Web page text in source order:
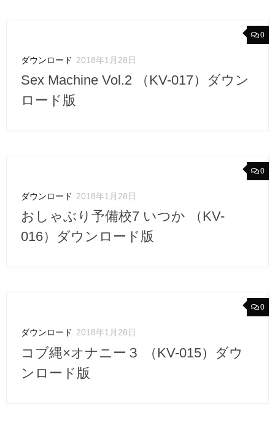
0
ダウンロード 2018年1月28日
Sex Machine Vol.2 （KV-017）ダウン
ロード版
0
ダウンロード 2018年1月28日
おしゃぶり予備校7 いつか （KV-
016）ダウンロード版
0
ダウンロード 2018年1月28日
コブ縄×オナニー３ （KV-015）ダウ
ンロード版